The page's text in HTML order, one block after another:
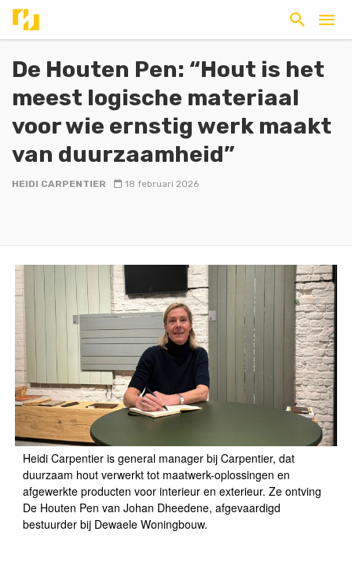
De Houten Pen: “Hout is het
meest logische materiaal
voor wie ernstig werk maakt
van duurzaamheid”
HEIDI CARPENTIER 18 februari 2026
Heidi Carpentier is general manager bij Carpentier, dat
duurzaam hout verwerkt tot maatwerk-oplossingen en
afgewerkte producten voor interieur en exterieur. Ze ontving
De Houten Pen van Johan Dheedene, afgevaardigd
bestuurder bij Dewaele Woningbouw.